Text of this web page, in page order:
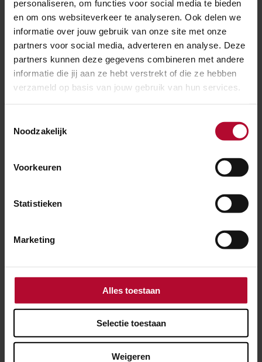
personaliseren, om functies voor social media te bieden
en om ons websiteverkeer te analyseren. Ook delen we
informatie over jouw gebruik van onze site met onze
partners voor social media, adverteren en analyse. Deze
partners kunnen deze gegevens combineren met andere
informatie die jij aan ze hebt verstrekt of die ze hebben
verzameld op basis van jouw gebruik van hun services.
Noodzakelijk
Voorkeuren
Statistieken
Marketing
Alles toestaan
Selectie toestaan
Weigeren
ook de komende jaren op het efficiënt uitvoeren van
werkzaamheden. Verdere verbeteringen zijn
noodzakelijk om het werk uit het Masterplan uit te
kunnen voeren”, aldus Martijn.
Meer over:
Organisatie